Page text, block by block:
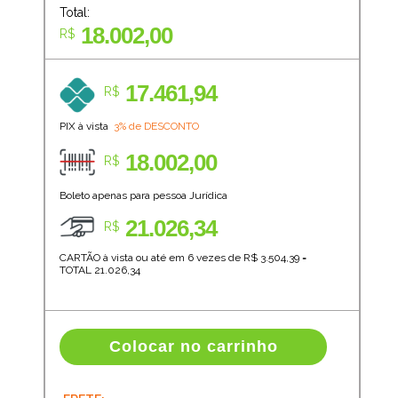
Total:
R$ 18.002,00
R$ 17.461,94
PIX à vista 3% de DESCONTO
R$ 18.002,00
Boleto apenas para pessoa Jurídica
R$ 21.026,34
CARTÃO à vista ou até em 6 vezes de R$ 3.504,39=
TOTAL 21.026,34
Colocar no carrinho